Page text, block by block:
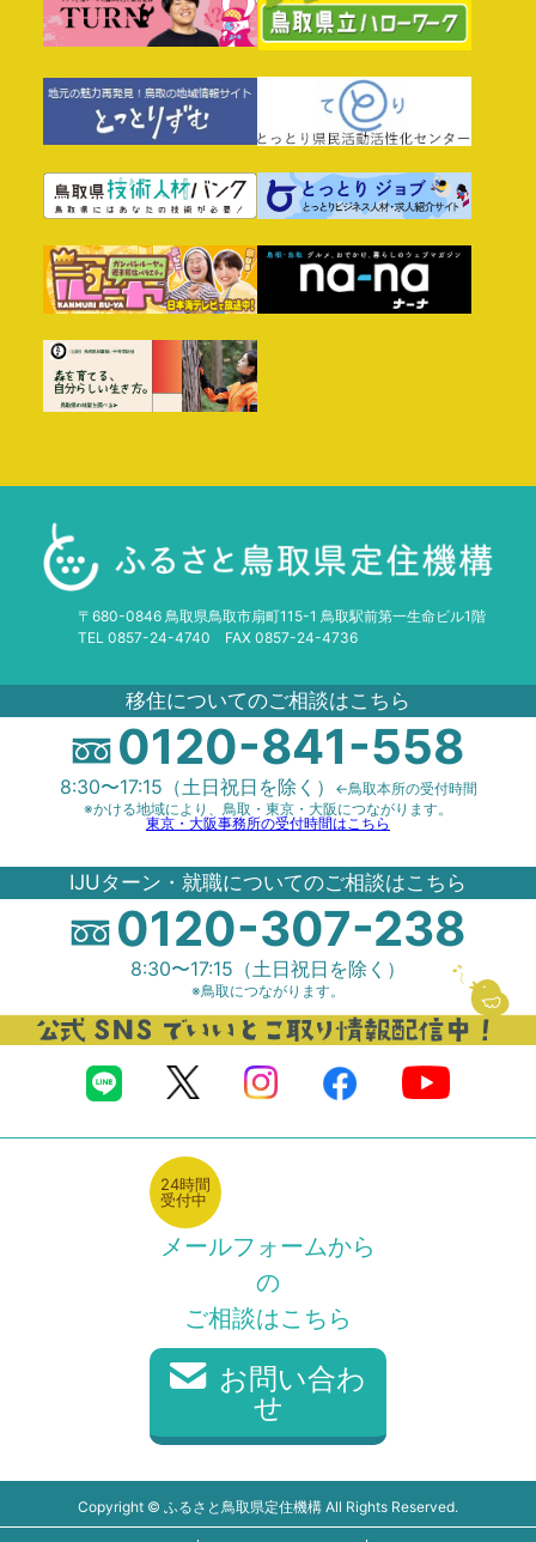
〒680-0846 鳥取県鳥取市扇町115-1 鳥取駅前第一生命ビル1階
TEL 0857-24-4740 FAX 0857-24-4736
移住についてのご相談はこちら
0120-841-558
8:30〜17:15（土日祝日を除く）
←鳥取本所の受付時間
※かける地域により、鳥取・東京・大阪につながります。
東京・大阪事務所の受付時間はこちら
IJUターン・就職についてのご相談はこちら
0120-307-238
8:30〜17:15（土日祝日を除く）
※鳥取につながります。
24時間
受付中
メールフォームから
の
ご相談はこちら
お問い合わ
せ
Copyright © ふるさと鳥取県定住機構 All Rights Reserved.